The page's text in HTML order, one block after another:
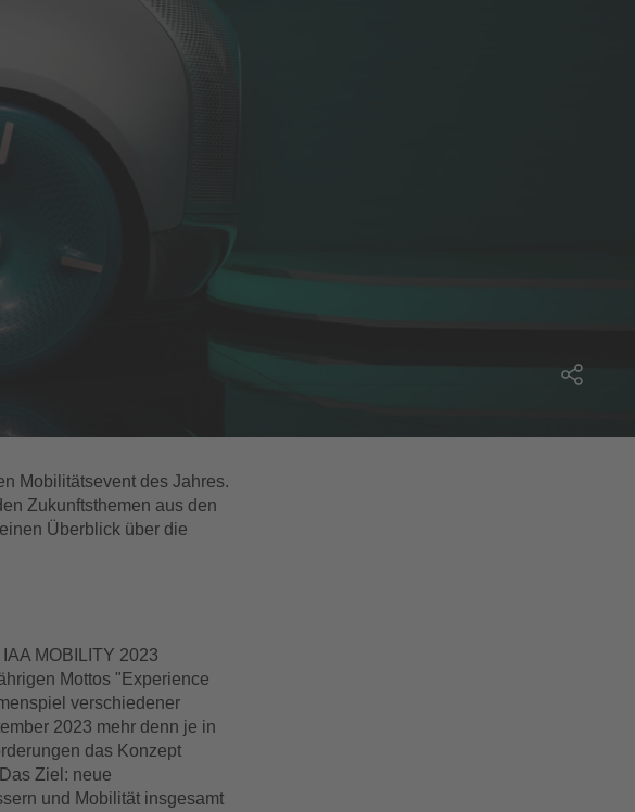
Mobilitätsevent des Jahres.
Zukunftsthemen aus den
Überblick über die
MOBILITY 2023
Mottos "Experience
verschiedener
2023 mehr denn je in
das Konzept
Ziel: neue
und Mobilität insgesamt